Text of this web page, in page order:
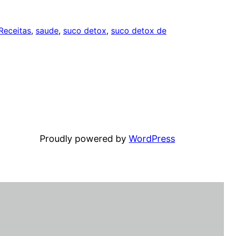
, saude, suco detox, suco detox de
Proudly powered by WordPress